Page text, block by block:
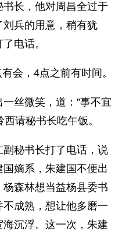
长，他对周昌全过于
兵的用意，稍有犹
电话。
会，4点之前有时间。
丝微笑，道：”事不宜
请秘书长吃午饭。
秘书长打了电话，说
嫡系，朱建国不便出
森林想当益杨县委书
成熟，想让他多磨一
沉浮。这一次，朱建